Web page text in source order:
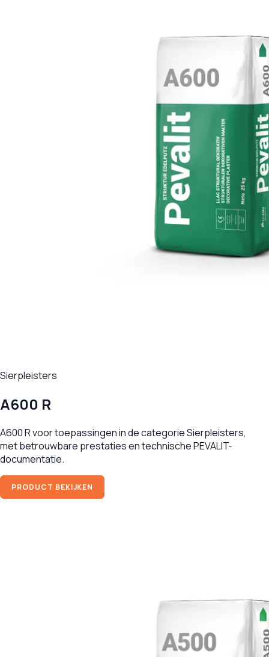
Sierpleisters
A600 R
A600 R voor toepassingen in de categorie Sierpleisters,
met betrouwbare prestaties en technische PEVALIT-
documentatie.
PRODUCT BEKIJKEN